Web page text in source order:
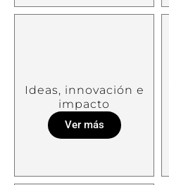
Ideas, innovación e
impacto
Ver más